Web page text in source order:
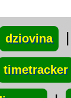
dziovina |
timetracker